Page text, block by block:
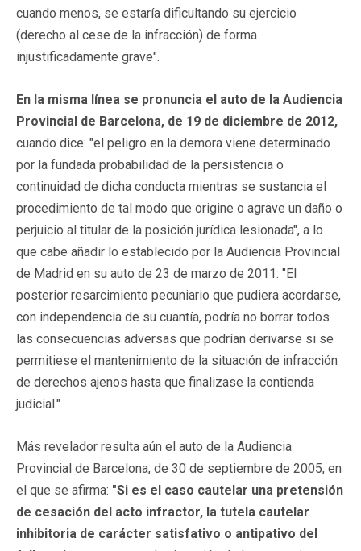
cuando menos, se estaría dificultando su ejercicio
(derecho al cese de la infracción) de forma
injustificadamente grave".
En la misma línea se pronuncia el auto de la Audiencia
Provincial de Barcelona, de 19 de diciembre de 2012,
cuando dice: "el peligro en la demora viene determinado
por la fundada probabilidad de la persistencia o
continuidad de dicha conducta mientras se sustancia el
procedimiento de tal modo que origine o agrave un daño o
perjuicio al titular de la posición jurídica lesionada", a lo
que cabe añadir lo establecido por la Audiencia Provincial
de Madrid en su auto de 23 de marzo de 2011: "El
posterior resarcimiento pecuniario que pudiera acordarse,
con independencia de su cuantía, podría no borrar todos
las consecuencias adversas que podrían derivarse si se
permitiese el mantenimiento de la situación de infracción
de derechos ajenos hasta que finalizase la contienda
judicial."
Más revelador resulta aún el auto de la Audiencia
Provincial de Barcelona, de 30 de septiembre de 2005, en
el que se afirma: "Si es el caso cautelar una pretensión
de cesación del acto infractor, la tutela cautelar
inhibitoria de carácter satisfativo o antipativo del